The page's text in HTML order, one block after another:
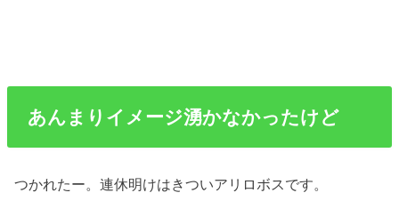
あんまりイメージ湧かなかったけど
つかれたー。連休明けはきついアリロボスです。